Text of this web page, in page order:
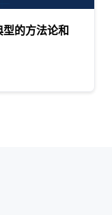
型的方法论和